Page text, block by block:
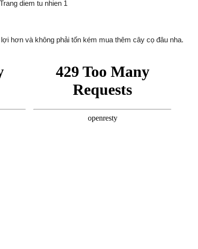
hơn và không phải tốn kém mua thêm cây cọ đâu nha.